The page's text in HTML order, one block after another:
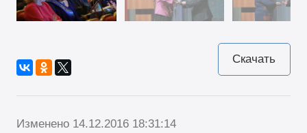
Скачать
Изменено 14.12.2016 18:31:14